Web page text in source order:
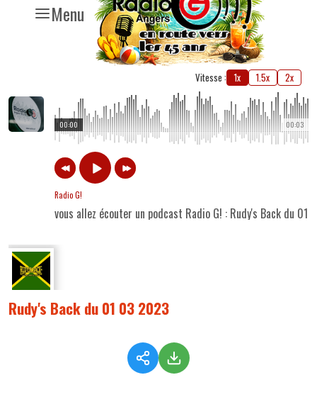
Menu
Vitesse : 1x 1.5x 2x
00:03
00:00
Radio G!
vous allez écouter un podcast Radio G! : Rudy's Back du 01
Rudy's Back du 01 03 2023